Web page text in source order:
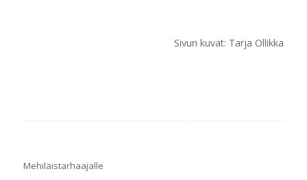
Sivun kuvat: Tarja Ollikka
Mehiläistarhaajalle